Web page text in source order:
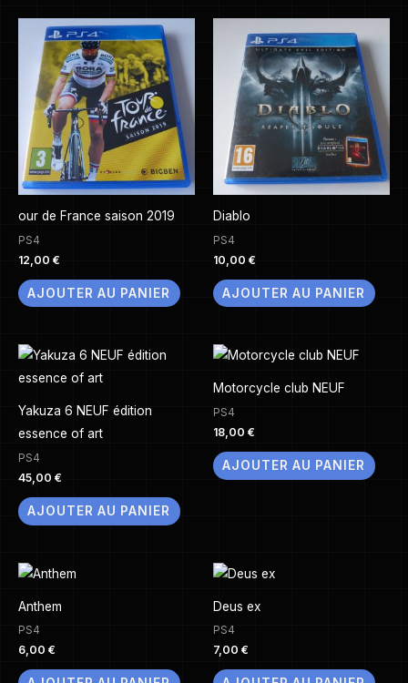
our de France saison 2019
PS4
12,00 €
AJOUTER AU PANIER
Diablo
PS4
10,00 €
AJOUTER AU PANIER
Yakuza 6 NEUF édition
essence of art
PS4
45,00 €
AJOUTER AU PANIER
Motorcycle club NEUF
PS4
18,00 €
AJOUTER AU PANIER
Anthem
PS4
6,00 €
Deus ex
PS4
7,00 €